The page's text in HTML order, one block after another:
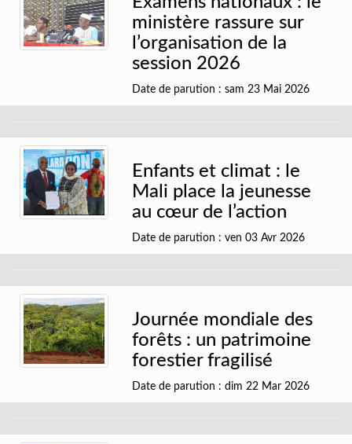
ministère rassure sur
l’organisation de la
session 2026
Date de parution : sam 23 Mai 2026
Enfants et climat : le
Mali place la jeunesse
au cœur de l’action
Date de parution : ven 03 Avr 2026
Journée mondiale des
forêts : un patrimoine
forestier fragilisé
Date de parution : dim 22 Mar 2026